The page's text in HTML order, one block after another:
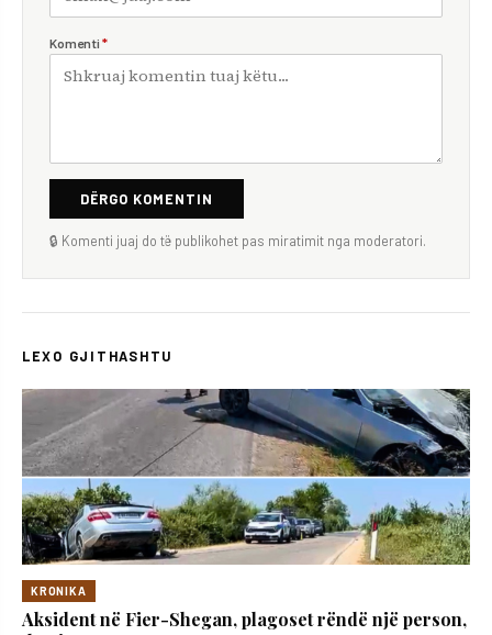
Komenti *
DËRGO KOMENTIN
🔒 Komenti juaj do të publikohet pas miratimit nga moderatori.
LEXO GJITHASHTU
KRONIKA
Aksident në Fier-Shegan, plagoset rëndë një person,